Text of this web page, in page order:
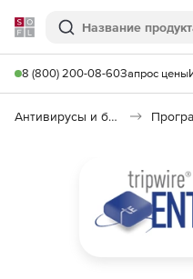
Softline
Поиск
8 (800) 200-08-60Запрос цены
Антивирусы и безопасность